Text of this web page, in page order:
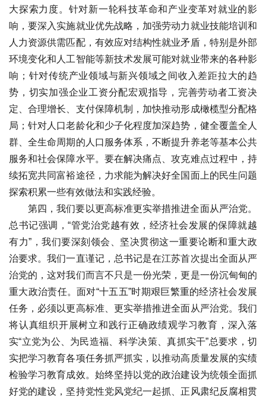
大探索力度。针对新一轮科技革命和产业变革对就业的影
响，要深入实施就业优先战略，加强劳动力就业技能培训和
人力资源供需匹配，有效应对结构性就业矛盾，特别是外部
环境变化和人工智能等新技术发展可能对就业带来的各种影
响；针对传统产业领域与新兴领域之间收入差距拉大的趋
势，切实加强企业工资分配宏观指导，完善劳动者工资决
定、合理增长、支付保障机制，加快推动形成橄榄型分配格
局；针对人口老龄化和少子化程度加深趋势，健全覆盖全人
群、全生命周期的人口服务体系，不断提升养老等基本公共
服务和社会保障水平。要在解决痛点、攻克难点过程中，持
续拓宽共同富裕途径，力求能为解决好全国面上的民生问题
探索积累一些有效做法和实践经验。
第四，我们要以更高标准更实举措推进全面从严治党。
总书记强调，“管党治党越有效，经济社会发展的保障就越
有力”，我们要深刻领会、坚决贯彻这一重要论断和重大政
治要求。我们一直谨记，总书记是在江苏首次提出全面从严
治党的，这对我们而言不只是一份光荣，更是一份沉甸甸的
重大政治责任。面对“十五五”时期艰巨繁重的经济社会发展
任务，必须以更高标准、更实举措推进全面从严治党。我们
将认真组织开展树立和践行正确政绩观学习教育，深入落
实“立党为公、为民造福、科学决策、真抓实干”总要求，切
实把学习教育各项任务抓严抓实，以推动高质量发展的实绩
检验学习教育成效。始终坚持以党的政治建设为统领全面抓
好党的建设，坚持党性党风党纪一起抓、正风肃纪反腐相贯